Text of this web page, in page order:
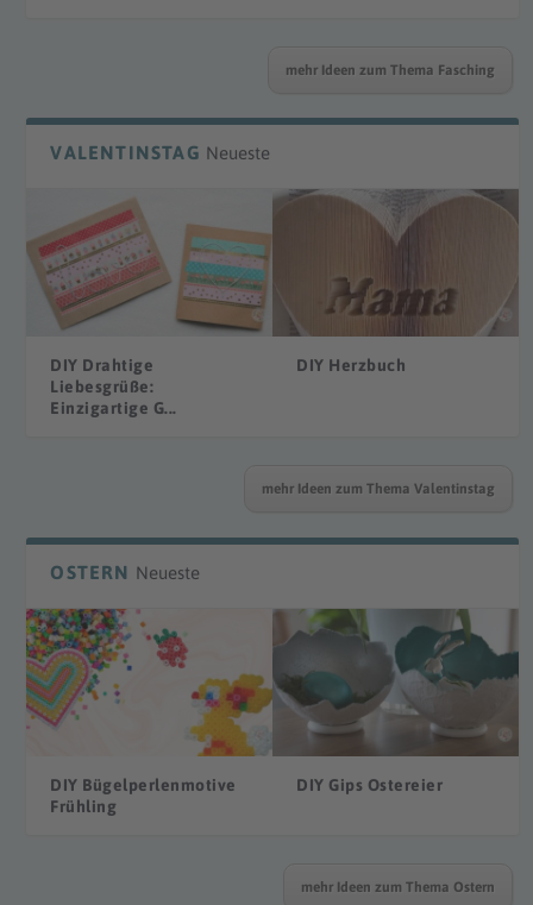
mehr Ideen zum Thema Fasching
VALENTINSTAG Neueste
DIY Drahtige
Liebesgrüße:
Einzigartige G...
DIY Herzbuch
mehr Ideen zum Thema Valentinstag
OSTERN Neueste
DIY Bügelperlenmotive
Frühling
DIY Gips Ostereier
mehr Ideen zum Thema Ostern